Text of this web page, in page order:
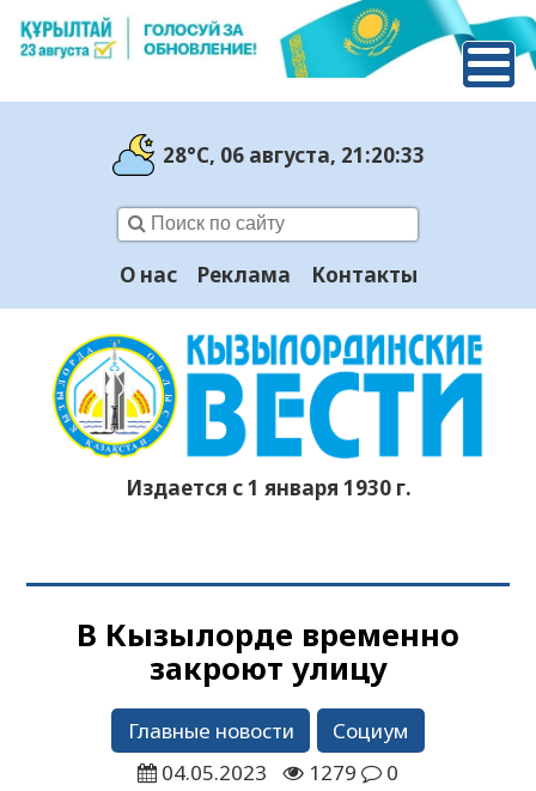
28°C, 06 августа, 21:20:34
О нас Реклама Контакты
Издается с 1 января 1930 г.
В Кызылорде временно
закроют улицу
Главные новости
Социум
04.05.2023
1279 0